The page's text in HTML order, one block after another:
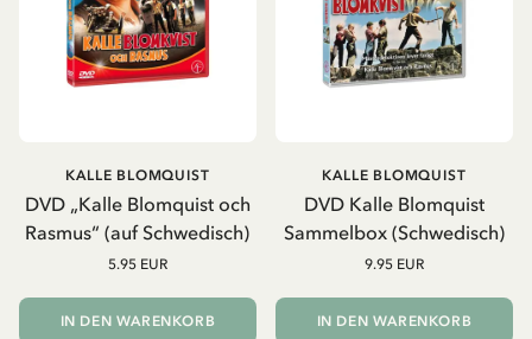
DVD „Kalle Blomquist och
Rasmus“ (auf Schwedisch)
KALLE BLOMQUIST
5.95 EUR
IN DEN WARENKORB
DVD Kalle Blomquist
Sammelbox (Schwedisch)
KALLE BLOMQUIST
9.95 EUR
IN DEN WARENKORB